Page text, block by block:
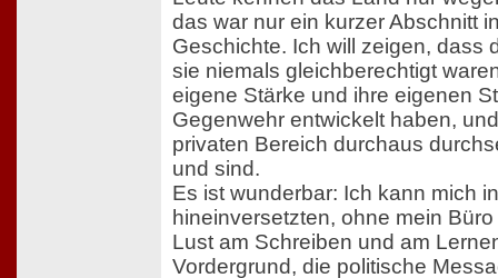
das war nur ein kurzer Abschnitt
Geschichte. Ich will zeigen, dass
sie niemals gleichberechtigt
eigene Stärke und ihre eigenen
Gegenwehr entwickelt haben,
privaten Bereich durchaus
und sind.
Es ist wunderbar: Ich kann mich
hineinversetzten, ohne mein
Lust am Schreiben und am
Vordergrund, die politische